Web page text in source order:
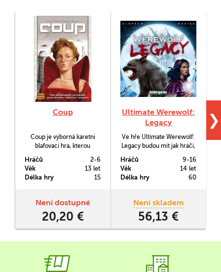
Coup
Coup je výborná karetní
blafovací hra, kterou
minut. Musíte se pokusit
udržet alespoň jednu ze
svých dvou postav v tajnosti
budete trochu drzosti a
trochu schopnosti dedukce.
Hráčů
2-6
Věk
13 let
Délka hry
15
Není dostupné
20,20 €
Ultimate Werewolf:
Legacy
Ve hře Ultimate Werewolf:
Legacy budou mít jak hráči,
přiděleny atributy, jež se
budou přenášet mezi
jednotlivými hrami.
Hráčů
9-16
Věk
14 let
Délka hry
60
Není skladem
56,13 €
❯